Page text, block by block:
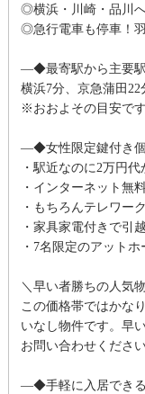
◎横浜・川崎・品川
◎急行電車も停車！
―◆最寄駅から主要
横浜7分、京急蒲田
※おおよその目安です
―◆女性限定鍵付き
・駅近なのに2万円
・インターネット無
・もちろんテレワー
・家具家電付きで引
・7名限定のアット
＼早い者勝ちの人気
この価格帯ではかな
いなし物件です。早
お問い合わせくださ
―◆手軽に入居でき